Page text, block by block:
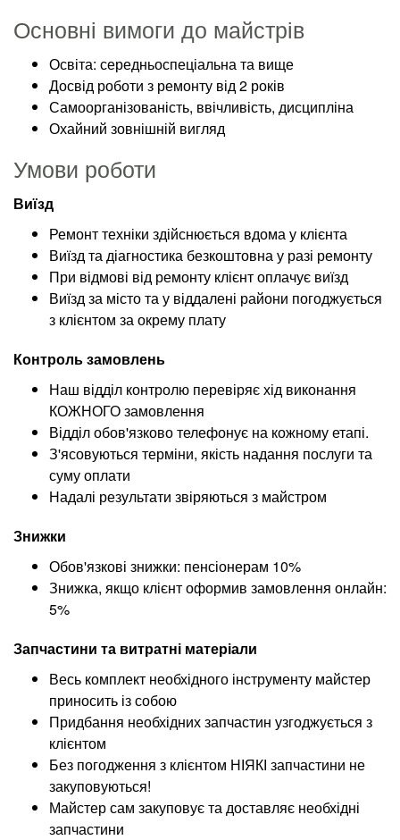
Основні вимоги до майстрів
Освіта: середньоспеціальна та вище
Досвід роботи з ремонту від 2 років
Самоорганізованість, ввічливість, дисципліна
Охайний зовнішній вигляд
Умови роботи
Виїзд
Ремонт техніки здійснюється вдома у клієнта
Виїзд та діагностика безкоштовна у разі ремонту
При відмові від ремонту клієнт оплачує виїзд
Виїзд за місто та у віддалені райони погоджується
з клієнтом за окрему плату
Контроль замовлень
Наш відділ контролю перевіряє хід виконання
КОЖНОГО замовлення
Відділ обов'язково телефонує на кожному етапі.
З'ясовуються терміни, якість надання послуги та
суму оплати
Надалі результати звіряються з майстром
Знижки
Обов'язкові знижки: пенсіонерам 10%
Знижка, якщо клієнт оформив замовлення онлайн:
5%
Запчастини та витратні матеріали
Весь комплект необхідного інструменту майстер
приносить із собою
Придбання необхідних запчастин узгоджується з
клієнтом
Без погодження з клієнтом НІЯКІ запчастини не
закуповуються!
Майстер сам закуповує та доставляє необхідні
запчастини